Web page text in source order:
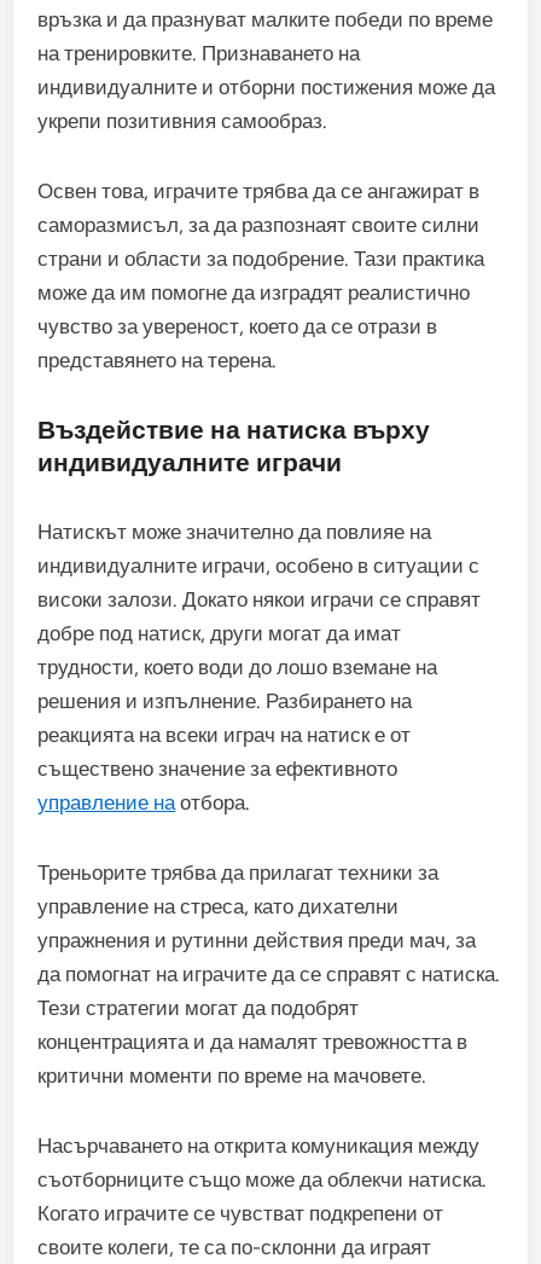
връзка и да празнуват малките победи по време
на тренировките. Признаването на
индивидуалните и отборни постижения може да
укрепи позитивния самообраз.
Освен това, играчите трябва да се ангажират в
саморазмисъл, за да разпознаят своите силни
страни и области за подобрение. Тази практика
може да им помогне да изградят реалистично
чувство за увереност, което да се отрази в
представянето на терена.
Въздействие на натиска върху
индивидуалните играчи
Натискът може значително да повлияе на
индивидуалните играчи, особено в ситуации с
високи залози. Докато някои играчи се справят
добре под натиск, други могат да имат
трудности, което води до лошо вземане на
решения и изпълнение. Разбирането на
реакцията на всеки играч на натиск е от
съществено значение за ефективното
управление наотбора.
Треньорите трябва да прилагат техники за
управление на стреса, като дихателни
упражнения и рутинни действия преди мач, за
да помогнат на играчите да се справят с натиска.
Тези стратегии могат да подобрят
концентрацията и да намалят тревожността в
критични моменти по време на мачовете.
Насърчаването на открита комуникация между
съотборниците също може да облекчи натиска.
Когато играчите се чувстват подкрепени от
своите колеги, те са по-склонни да играят